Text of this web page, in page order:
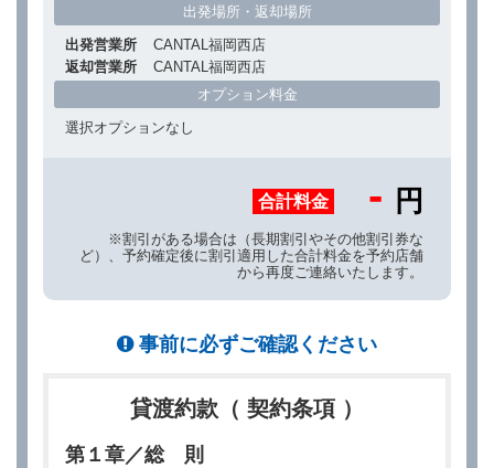
出発場所・返却場所
出発営業所
CANTAL福岡西店
返却営業所
CANTAL福岡西店
オプション料金
選択オプションなし
合計料金 - 円
※割引がある場合は（長期割引やその他割引券な
ど）、予約確定後に割引適用した合計料金を予約店舗
から再度ご連絡いたします。
事前に必ずご確認ください
貸渡約款（ 契約条項 ）
第１章／総 則